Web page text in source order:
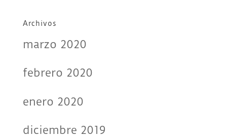
Archivos
marzo 2020
febrero 2020
enero 2020
diciembre 2019